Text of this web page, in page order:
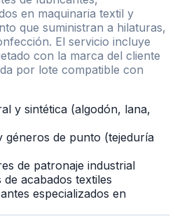
en maquinaria textil y
que suministran a hilaturas,
El servicio incluye
con la marca del cliente
por lote compatible con
y sintética (algodón, lana,
géneros de punto (tejeduría
de patronaje industrial
acabados textiles
especializados en